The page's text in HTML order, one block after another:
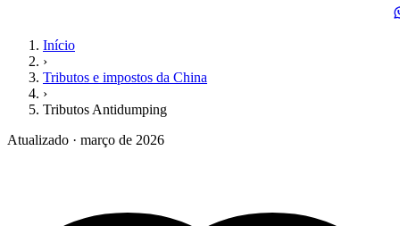
Início
›
Tributos e impostos da China
›
Tributos Antidumping
Atualizado · março de 2026